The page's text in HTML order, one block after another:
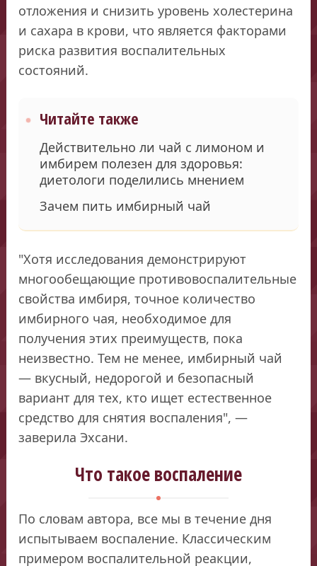
отложения и снизить уровень холестерина
и сахара в крови, что является факторами
риска развития воспалительных
состояний.
Читайте также
Действительно ли чай с лимоном и
имбирем полезен для здоровья:
диетологи поделились мнением
Зачем пить имбирный чай
"Хотя исследования демонстрируют
многообещающие противовоспалительные
свойства имбиря, точное количество
имбирного чая, необходимое для
получения этих преимуществ, пока
неизвестно. Тем не менее, имбирный чай
— вкусный, недорогой и безопасный
вариант для тех, кто ищет естественное
средство для снятия воспаления", —
заверила Эхсани.
Что такое воспаление
По словам автора, все мы в течение дня
испытываем воспаление. Классическим
примером воспалительной реакции,